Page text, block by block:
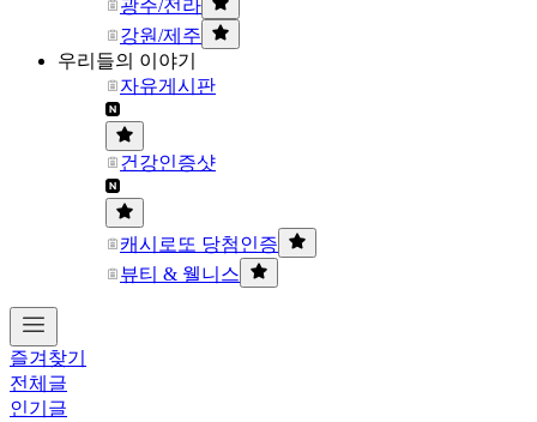
광주/전라
강원/제주
우리들의 이야기
자유게시판
건강인증샷
캐시로또 당첨인증
뷰티 & 웰니스
즐겨찾기
전체글
인기글